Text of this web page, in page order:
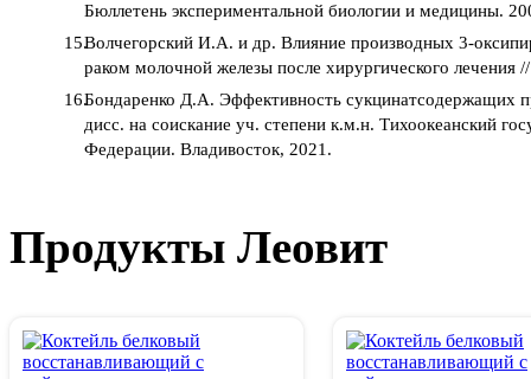
Бюллетень экспериментальной биологии и медицины.
Волчегорский И.А. и др. Влияние производных 3-
раком молочной железы после хирургического
Бондаренко Д.А. Эффективность сукцинатсодержащих
дисс. на соискание уч. степени к.м.н. Тихоокеанский
Федерации. Владивосток, 2021.
Продукты Леовит